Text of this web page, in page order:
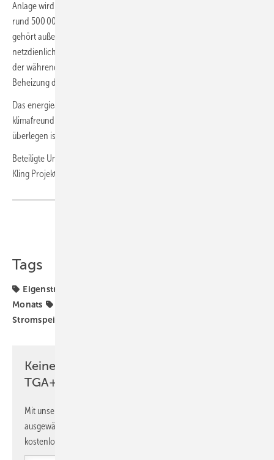
Anlage wird für das Gebäude und den firmeneigenen E-Fuhrpark mit
rund 500 000 km Fahrleistung pro Jahr genutzt. Zum Energiekonzept
gehört außerdem ein auf dem Firmengelände installierter
netzdienlicher Stromspeicher mit einer Kapazität von 7 MWh. Ein Teil
der während der Regelleistung entstehenden Abwärme wird für die
Beheizung des Gebäudes genutzt.
Das energieautarke Firmengebäude soll den Beweis liefern, dass
klimafreundliches Bauen den bekannten Bauweisen in jeder Hinsicht
überlegen ist. Der Einzug ist im Dezember 2025 geplant.
Beteiligte Unternehmen: Raum-K, Klima-Top, Architekturbüro Diemer,
Kling Projektbau, Leppig Energieberatung
Tags
Eigenstromnutzung
Monats
Stromspeicher
Keine Zeit? Kein Problem mit dem
TGA+E Newsletter!
Mit unserem Newsletter erhalten Sie regelmäßig von uns
ausgewählte Informationen und Neuigkeiten, gebündelt und
kostenlos direkt ins Postfach.